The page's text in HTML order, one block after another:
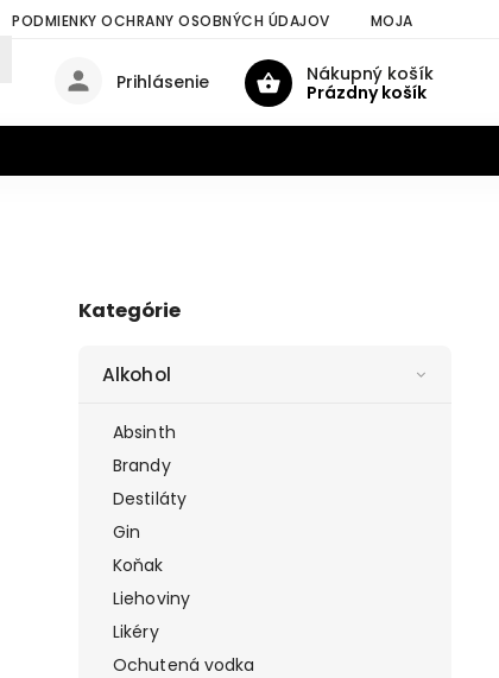
PODMIENKY OCHRANY OSOBNÝCH ÚDAJOV MOJA
Nákupný košík
Prázdny košík
Prihlásenie
Kategórie
Alkohol
Absinth
Brandy
Destiláty
Gin
Koňak
Liehoviny
Likéry
Ochutená vodka